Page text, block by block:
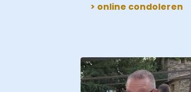
> online condoleren